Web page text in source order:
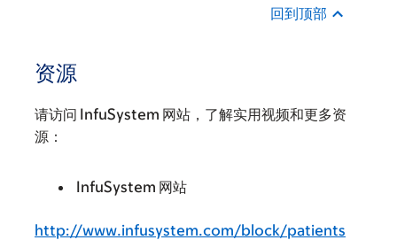
回到顶部
资源
请访问 InfuSystem 网站，了解实用视频和更多资
源：
InfuSystem 网站
http://www.infusystem.com/block/patients